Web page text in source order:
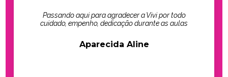
Passando aqui para agradecer a Vivi por todo
cuidado, empenho, dedicação durante as aulas
Aparecida Aline